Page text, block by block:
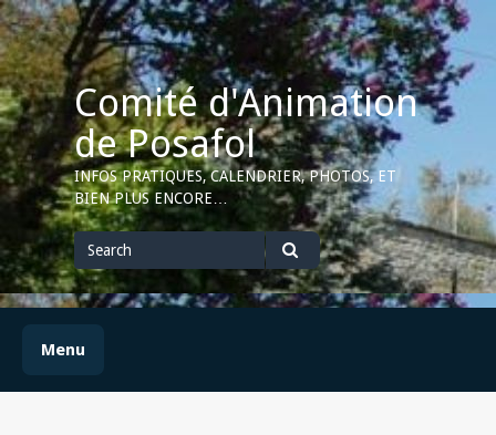
Skip
to
content
Comité d'Animation
de Posafol
INFOS PRATIQUES, CALENDRIER, PHOTOS, ET
BIEN PLUS ENCORE…
Search
for
Search
Menu